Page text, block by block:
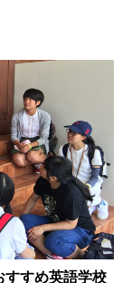
すすめ英語学校